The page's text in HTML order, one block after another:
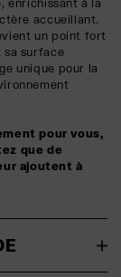
enrichissant à la
accueillant.
un point fort
sa surface
unique pour la
pour vous,
que de
ajoutent à